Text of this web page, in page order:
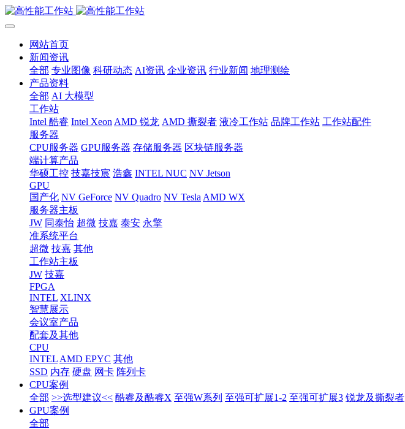
网站首页
新闻资讯
全部 专业图像 科研动态 AI资讯 企业资讯 行业新闻 地理测绘
产品资料
全部 AI 大模型
工作站
Intel 酷睿 Intel Xeon AMD 锐龙 AMD 撕裂者 液冷工作站 品牌工作站 工作站配件
服务器
CPU服务器 GPU服务器 存储服务器 区块链服务器
端计算产品
华硕工控 技嘉技宸 浩鑫 INTEL NUC NV Jetson
GPU
国产化 NV GeForce NV Quadro NV Tesla AMD WX
服务器主板
JW 同泰怡 超微 技嘉 泰安 永擎
准系统平台
超微 技嘉 其他
工作站主板
JW 技嘉
FPGA
INTEL XLINX
智慧展示
会议室产品
配套及其他
CPU
INTEL AMD EPYC 其他
SSD 内存 硬盘 网卡 阵列卡
CPU案例
全部 >>选型建议<< 酷睿及酷睿X 至强W系列 至强可扩展1-2 至强可扩展3 锐龙及撕裂者
GPU案例
全部